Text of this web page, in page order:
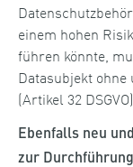
einem hohen
führen könnte,
Datasubjekt
(Artikel 32
Ebenfalls neu
zur